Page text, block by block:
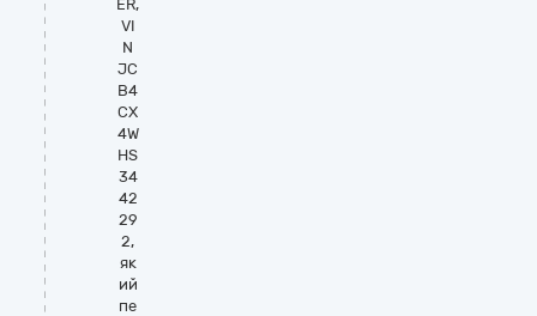
ER,
VI
N
JC
B4
СХ
4W
HS
34
42
29
2,
як
ий
пе